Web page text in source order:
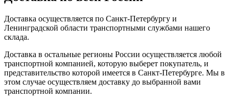
Доставка осуществляется по Санкт-Петербургу и
Ленинградской области транспортными службами нашего
склада.
Доставка в остальные регионы России осуществляется любой
транспортной компанией, которую выберет покупатель, и
представительство которой имеется в Санкт-Петербурге. Мы в
этом случае осуществляем доставку до выбранной вами
транспортной компании.